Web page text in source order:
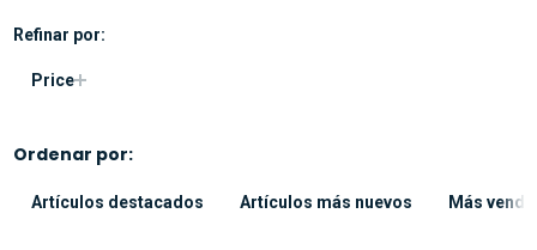
Filtrar
Refinar por:
Price
Ordenar por:
Artículos destacados Artículos más nuevos Más